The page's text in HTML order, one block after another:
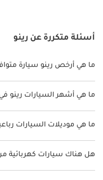
TBD
أسئلة متكررة عن رينو
ما هي أرخص رينو سيارة
أرخص سيارة رينو في الإمارات هي
ما هي أشهر السيارات رينو في
أشهر موديلات سيارات رينو الجديدة
رينو داستر
رينو كوليوس ، رينو
ما هي موديلات السيارات
تقدم رينو 4 طرازًا من سيارات الدفع الرباعي في الإمارات العربية المتحدة وهي:
رينو داستر
رينو كوليوس، رينو كابتور
هل هناك سيارات كهربائية
لا، رينو لا تقدم أي سيارات كهربائية